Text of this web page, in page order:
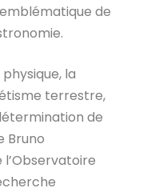
de
la
terrestre,
de
Bruno